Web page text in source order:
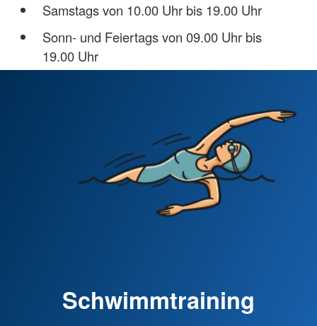
Samstags von 10.00 Uhr bis 19.00 Uhr
Sonn- und Feiertags von 09.00 Uhr bis
19.00 Uhr
Schwimmtraining